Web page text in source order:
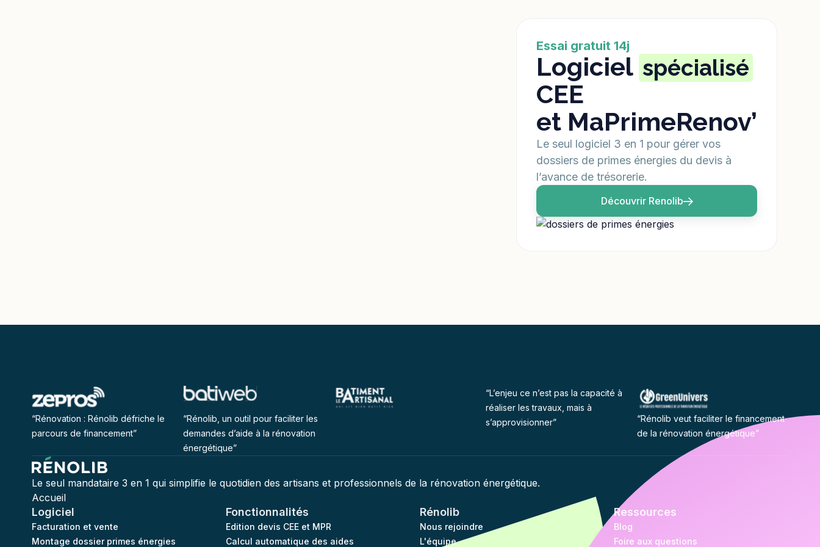
Essai gratuit 14j
Logiciel spécialisé
CEE
et MaPrimeRenov’
Le seul logiciel 3 en 1 pour gérer vos
dossiers de primes énergies du devis à
l’avance de trésorerie.
Découvrir Renolib
“Rénovation : Rénolib défriche le
parcours de financement”
“Rénolib, un outil pour faciliter les
demandes d’aide à la rénovation
énergétique”
“L’enjeu ce n’est pas la capacité à
réaliser les travaux, mais à
s’approvisionner”
“Rénolib veut faciliter le financement
de la rénovation énergétique”
Le seul mandataire 3 en 1 qui simplifie le quotidien des artisans et professionnels de la rénovation énergétique.
Accueil
Logiciel
Facturation et vente
Montage dossier primes énergies
Fonctionnalités
Edition devis CEE et MPR
Calcul automatique des aides
Rénolib
Nous rejoindre
L'équipe
Ressources
Blog
Foire aux questions